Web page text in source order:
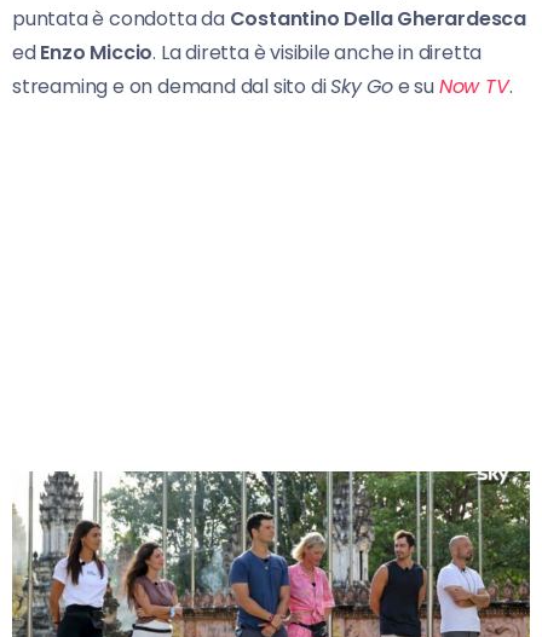
puntata è condotta da Costantino Della Gherardesca
edEnzo Miccio. La diretta è visibile anche in diretta
streaming e on demand dal sito diSky Goe suNow TV.